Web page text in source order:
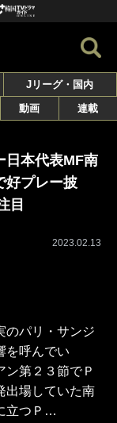
Jリーグ・国内
動画 連載
日本代表MF南
好プレー披
目
2023.02.13
のパリ・サンジ
を呼んでい
第２３節でＰ
出場していた南
立つＰ…